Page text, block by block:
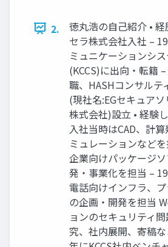
2.
徳丸浩の自己紹介 •
セラ株式会社入社 –
ミュニケーションシ
(KCCS)に出向・転籍
職、HASHコンサルテ
(現社名:EGセキュア
株式会社)設立 • 経験
入社当時はCAD、計
ミュレーションなどを
企業向けパッケージ
発・事業化を担当 –
電話向けインフラ、
の企画・開発を担当
ョンのセキュリティ
究、社内展開、寄稿